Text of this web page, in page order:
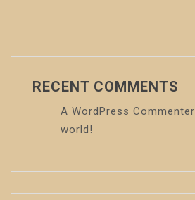
RECENT COMMENTS
A WordPress Commenter
world!